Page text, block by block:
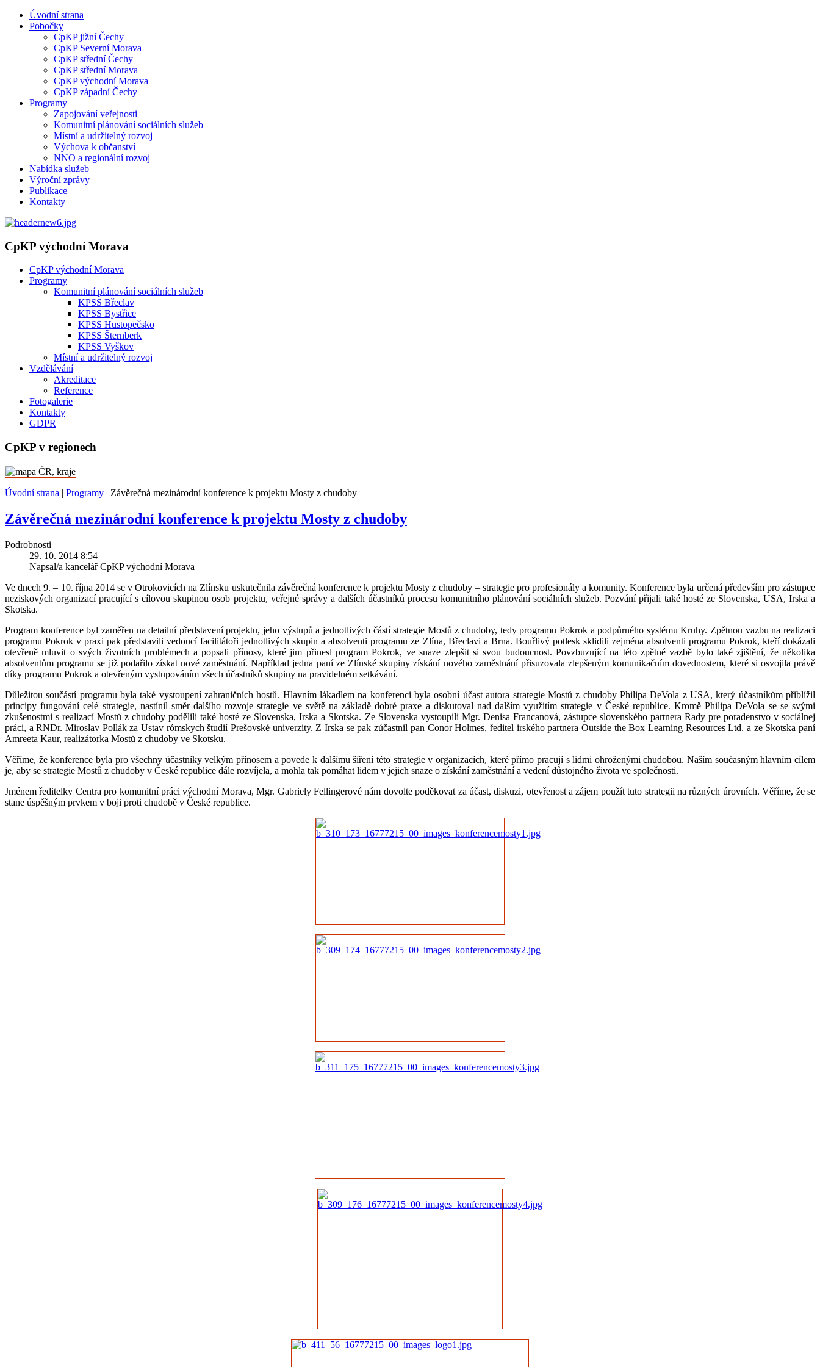
Úvodní strana
Pobočky
CpKP jižní Čechy
CpKP Severní Morava
CpKP střední Čechy
CpKP střední Morava
CpKP východní Morava
CpKP západní Čechy
Programy
Zapojování veřejnosti
Komunitní plánování sociálních služeb
Místní a udržitelný rozvoj
Výchova k občanství
NNO a regionální rozvoj
Nabídka služeb
Výroční zprávy
Publikace
Kontakty
CpKP východní Morava
CpKP východní Morava
Programy
Komunitní plánování sociálních služeb
KPSS Břeclav
KPSS Bystřice
KPSS Hustopečsko
KPSS Šternberk
KPSS Vyškov
Místní a udržitelný rozvoj
Vzdělávání
Akreditace
Reference
Fotogalerie
Kontakty
GDPR
CpKP v regionech
Úvodní strana | Programy | Závěrečná mezinárodní konference k projektu Mosty z chudoby
Závěrečná mezinárodní konference k projektu Mosty z chudoby
Podrobnosti
29. 10. 2014 8:54
Napsal/a kancelář CpKP východní Morava
Ve dnech 9. – 10. října 2014 se v Otrokovicích na Zlínsku uskutečnila závěrečná konference k projektu Mosty z chudoby – strategie pro profesionály a komunity. Konference byla určená především pro zástupce
neziskových organizací pracující s cílovou skupinou osob projektu, veřejné správy a dalších účastníků procesu komunitního plánování sociálních služeb. Pozvání přijali také hosté ze Slovenska, USA, Irska a
Skotska.
Program konference byl zaměřen na detailní představení projektu, jeho výstupů a jednotlivých částí strategie Mostů z chudoby, tedy programu Pokrok a podpůrného systému Kruhy. Zpětnou vazbu na realizaci
programu Pokrok v praxi pak představili vedoucí facilitátoři jednotlivých skupin a absolventi programu ze Zlína, Břeclavi a Brna. Bouřlivý potlesk sklidili zejména absolventi programu Pokrok, kteří dokázali
otevřeně mluvit o svých životních problémech a popsali přínosy, které jim přinesl program Pokrok, ve snaze zlepšit si svou budoucnost. Povzbuzující na této zpětné vazbě bylo také zjištění, že několika
absolventům programu se již podařilo získat nové zaměstnání. Například jedna paní ze Zlínské skupiny získání nového zaměstnání přisuzovala zlepšeným komunikačním dovednostem, které si osvojila právě
díky programu Pokrok a otevřeným vystupováním všech účastníků skupiny na pravidelném setkávání.
Důležitou součástí programu byla také vystoupení zahraničních hostů. Hlavním lákadlem na konferenci byla osobní účast autora strategie Mostů z chudoby Philipa DeVola z USA, který účastníkům přiblížil
principy fungování celé strategie, nastínil směr dalšího rozvoje strategie ve světě na základě dobré praxe a diskutoval nad dalším využitím strategie v České republice. Kromě Philipa DeVola se se svými
zkušenostmi s realizací Mostů z chudoby podělili také hosté ze Slovenska, Irska a Skotska. Ze Slovenska vystoupili Mgr. Denisa Francanová, zástupce slovenského partnera Rady pre poradenstvo v sociálnej
práci, a RNDr. Miroslav Pollák za Ustav rómskych študií Prešovské univerzity. Z Irska se pak zúčastnil pan Conor Holmes, ředitel irského partnera Outside the Box Learning Resources Ltd. a ze Skotska paní
Amreeta Kaur, realizátorka Mostů z chudoby ve Skotsku.
Věříme, že konference byla pro všechny účastníky velkým přínosem a povede k dalšímu šíření této strategie v organizacích, které přímo pracují s lidmi ohroženými chudobou. Naším současným hlavním cílem
je, aby se strategie Mostů z chudoby v České republice dále rozvíjela, a mohla tak pomáhat lidem v jejich snaze o získání zaměstnání a vedení důstojného života ve společnosti.
Jménem ředitelky Centra pro komunitní práci východní Morava, Mgr. Gabriely Fellingerové nám dovolte poděkovat za účast, diskuzi, otevřenost a zájem použít tuto strategii na různých úrovních. Věříme, že se
stane úspěšným prvkem v boji proti chudobě v České republice.